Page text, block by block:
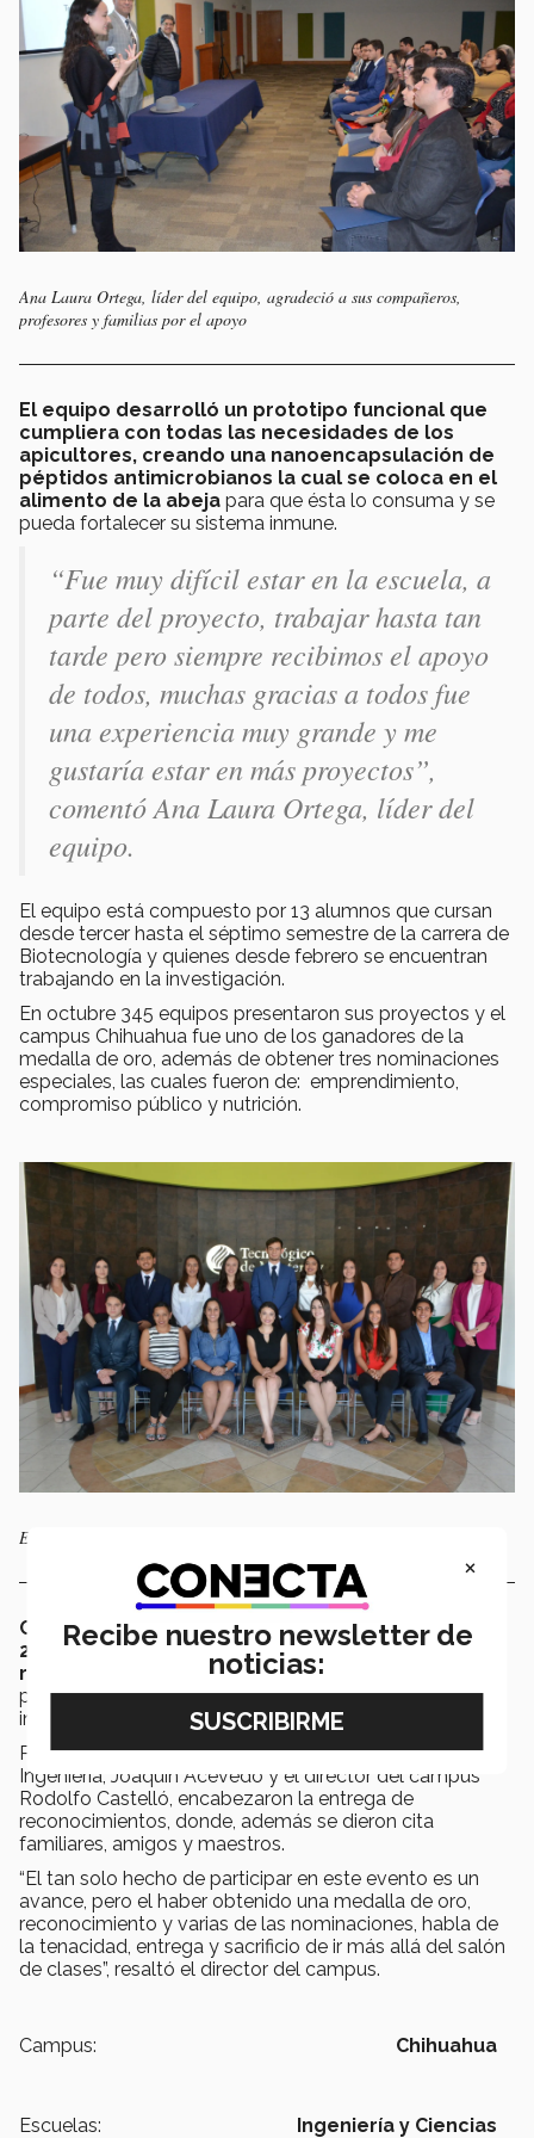
Ana Laura Ortega, líder del equipo, agradeció a sus compañeros,
profesores y familias por el apoyo
El equipo desarrolló un prototipo funcional que
cumpliera con todas las necesidades de los
apicultores, creando una nanoencapsulación de
péptidos antimicrobianos la cual se coloca en el
alimento de la abeja para que ésta lo consuma y se
pueda fortalecer su sistema inmune.
“Fue muy difícil estar en la escuela, a
parte del proyecto, trabajar hasta tan
tarde pero siempre recibimos el apoyo
de todos, muchas gracias a todos fue
una experiencia muy grande y me
gustaría estar en más proyectos”,
comentó Ana Laura Ortega, líder del
equipo.
El equipo está compuesto por 13 alumnos que cursan
desde tercer hasta el séptimo semestre de la carrera de
Biotecnología y quienes desde febrero se encuentran
trabajando en la investigación.
En octubre 345 equipos presentaron sus proyectos y el
campus Chihuahua fue uno de los ganadores de la
medalla de oro, además de obtener tres nominaciones
especiales, las cuales fueron de: emprendimiento,
compromiso público y nutrición.
El equipo obtuvo por segundo año consecutivo la medalla de oro
Cabe destacar que el equipo de Chihuahua en el
2016 y 2017 obtuvieron medalla de bronce y oro
respectivamente
, reafirmando que Biotecnología es
punta de lanza en emprendimiento con más proyectos
incubados en el Parque Orión.
Para reconocer el logro de los alumnos, el decano de
Ingeniería, Joaquín Acevedo y el director del campus
Rodolfo Castelló, encabezaron la entrega de
reconocimientos, donde, además se dieron cita
familiares, amigos y maestros.
“El tan solo hecho de participar en este evento es un
avance, pero el haber obtenido una medalla de oro,
reconocimiento y varias de las nominaciones, habla de
la tenacidad, entrega y sacrificio de ir más allá del salón
de clases”, resaltó el director del campus.
Campus: Chihuahua
Escuelas: Ingeniería y Ciencias
×
Recibe nuestro newsletter de
noticias: